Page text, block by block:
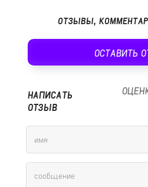
ОТЗЫВЫ,
ОСТАВИТЬ
НАПИСАТЬ
ОТЗЫВ